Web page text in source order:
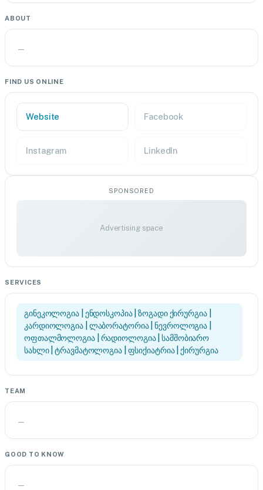
ABOUT
—
FIND US ONLINE
Website Facebook
Instagram LinkedIn
SPONSORED
Advertising space
SERVICES
გინეკოლოგია | ენდოსკოპია | ზოგადი ქირურგია |
კარდიოლოგია | ლაბორატორია | ნევროლოგია |
ოფთალმოლოგია | რადიოლოგია | სამშობიარო
სახლი | ტრავმატოლოგია | ფსიქიატრია | ქირურგია
TEAM
—
GOOD TO KNOW
—